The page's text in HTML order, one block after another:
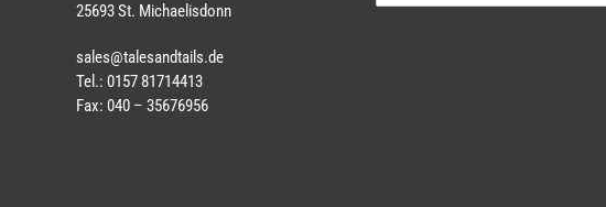
25693 St. Michaelisdonn
sales@talesandtails.de
Tel.: 0157 81714413
Fax: 040 – 35676956